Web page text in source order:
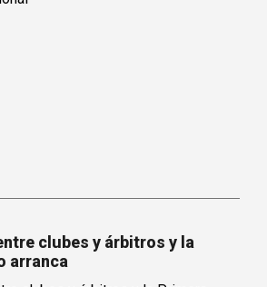
clubes y árbitros y la
arranca